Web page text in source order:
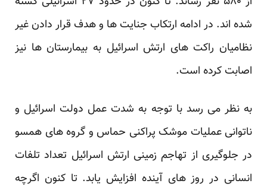
شده اند. در ادامه ارتکاب جنایت ها و هدف قرار دادن غیر
نظامیان راکت های ارتش اسرائیل به بیمارستان ها نیز
اصابت کرده است.
به نظر می رسد با توجه به شدت عمل دولت اسرائیل و
ناتوانی عملیات موشک پراکنی حماس و گروه های همسو
در جلوگیری از تهاجم زمینی ارتش اسرائیل تعداد تلفات
انسانی در روز های آینده افزایش یابد. تا کنون اگرچه